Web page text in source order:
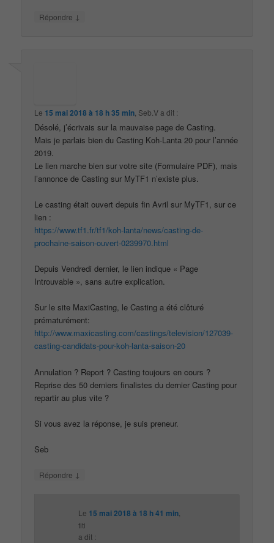
Répondre ↓
Le 15 mai 2018 à 18 h 35 min Seb.Va dit :
Désolé, j’écrivais sur la mauvaise page de Casting.
Mais je parlais bien du Casting Koh-Lanta 20 pour l’année
2019.
Le lien marche bien sur votre site (Formulaire PDF), mais
l’annonce de Casting sur MyTF1 n’existe plus.
Le casting était ouvert depuis fin Avril sur MyTF1, sur ce
lien :
https://www.tf1.fr/tf1/koh-lanta/news/casting-de-
prochaine-saison-ouvert-0239970.html
Depuis Vendredi dernier, le lien indique « Page
Introuvable », sans autre explication.
Sur le site MaxiCasting, le Casting a été clôturé
prématurément:
http://www.maxicasting.com/castings/television/127039-
casting-candidats-pour-koh-lanta-saison-20
Annulation ? Report ? Casting toujours en cours ?
Reprise des 50 derniers finalistes du dernier Casting pour
repartir au plus vite ?
Si vous avez la réponse, je suis preneur.
Seb
Répondre ↓
Le 15 mai 2018 à 18 h 41 min
titi
a dit :